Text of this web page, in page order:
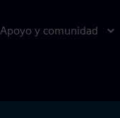
Apoyo y comunidad